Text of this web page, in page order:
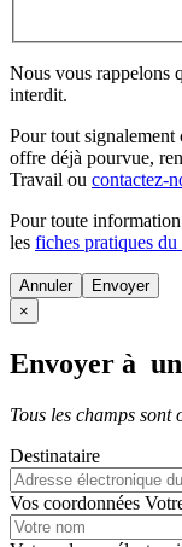
Nous vous rappelons
interdit.
Pour tout signalement
offre déjà pourvue,
Travail ou contactez-
Pour toute
les fiches pratiques
Annuler
×
Envoyer à
Tous les champs sont
Destinataire
Vos coordonnées